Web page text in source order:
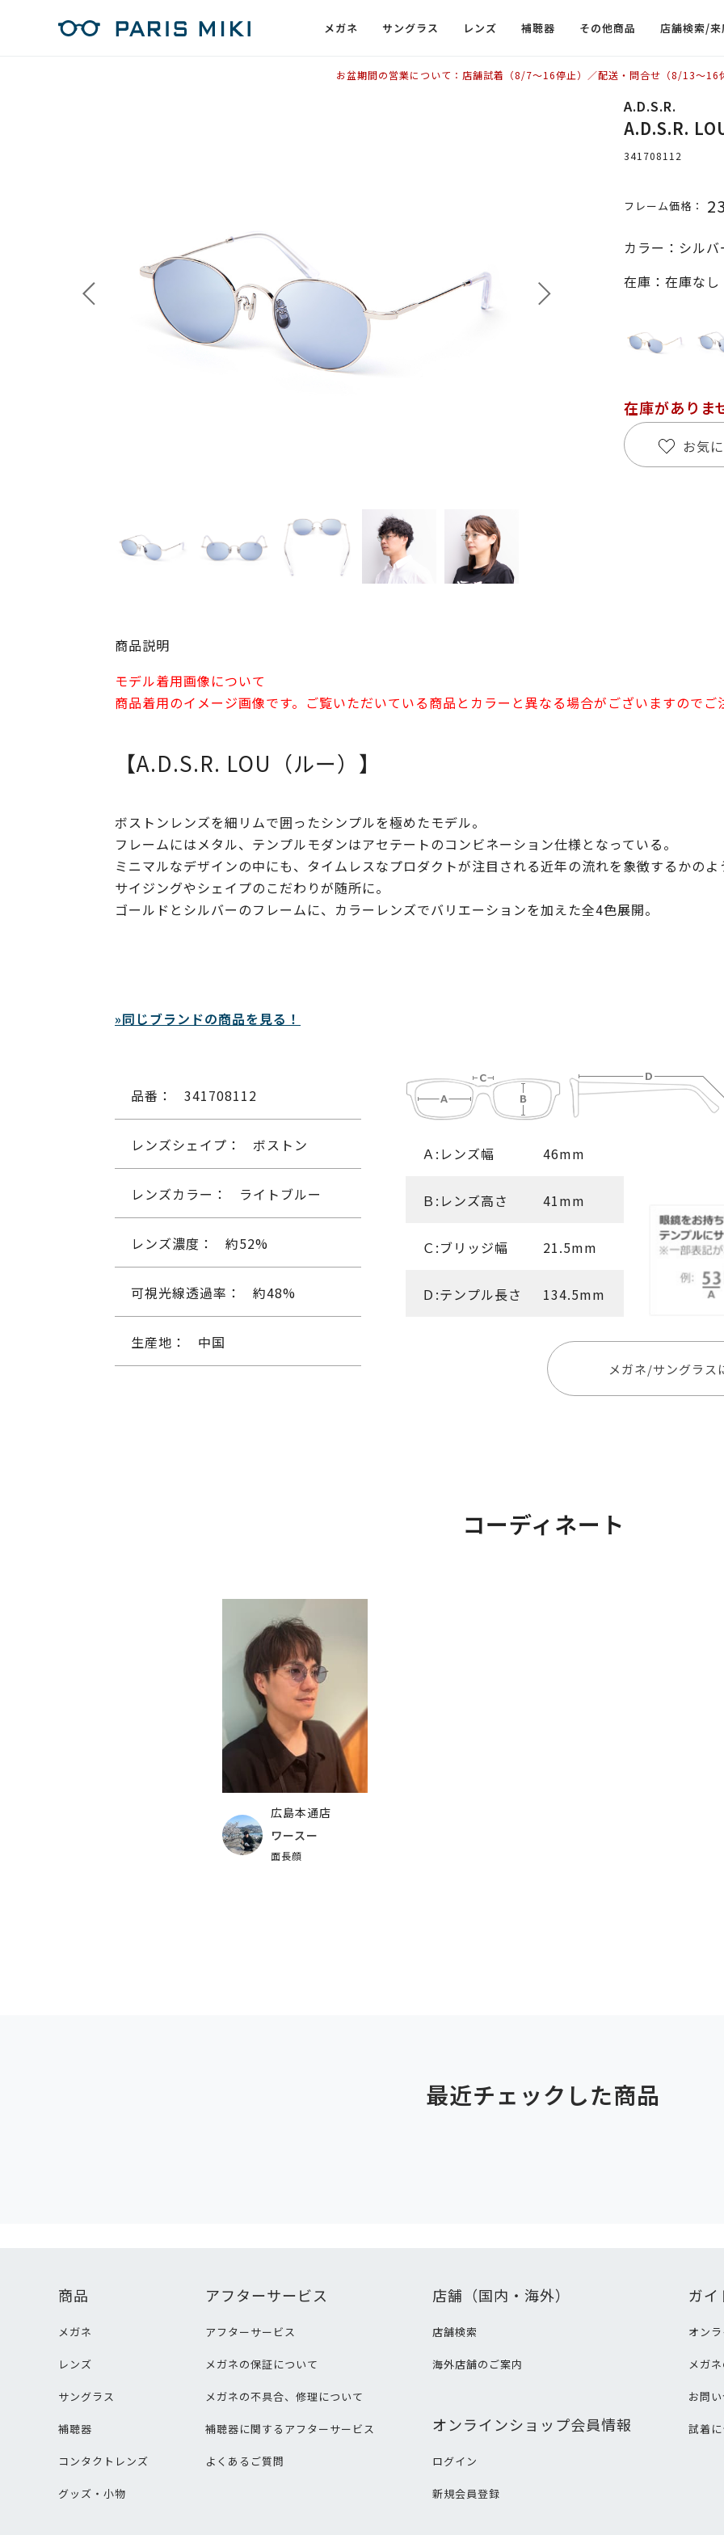
メガネ サングラス レンズ 補聴器 その他商品 店舗検索/
お盆期間の営業について：店舗試着（8/7〜16停止）／配送・問合せ（8/13〜16
A.D.S.R.
A.D.S.R.
341708112
フレーム価格：
カラー：シル
在庫：在庫なし
在庫がありま
お気
商品説明
モデル着用画像について
商品着用のイメージ画像です。ご覧いただいている商品とカラーと異なる場合がございますのでご
【A.D.S.R. LOU（ルー）】
ボストンレンズを細リムで囲ったシンプルを極めたモデル。
フレームにはメタル、テンプルモダンはアセテートのコンビネーション仕様となっている。
ミニマルなデザインの中にも、タイムレスなプロダクトが注目される近年の流れを象徴するかのよ
サイジングやシェイプのこだわりが随所に。
ゴールドとシルバーのフレームに、カラーレンズでバリエーションを加えた全4色展開。
»同じブランドの商品を見る！
品番： 341708112
レンズシェイプ： ボストン
レンズカラー： ライトブルー
レンズ濃度： 約52%
可視光線透過率： 約48%
生産地： 中国
Ａ:レンズ幅 46mm
Ｂ:レンズ高さ 41mm
Ｃ:ブリッジ幅 21.5mm
Ｄ:テンプル長さ 134.5mm
メガネ/サングラス
コーディネート
広島本通店
ワースー
面長顔
最近チェックした商品
商品
メガネ
レンズ
サングラス
補聴器
コンタクトレンズ
グッズ・小物
アフターサービス
アフターサービス
メガネの保証について
メガネの不具合、修理について
補聴器に関するアフターサービス
よくあるご質問
店舗（国内・海外）
店舗検索
海外店舗のご案内
オンラインショップ会員情報
ログイン
新規会員登録
ガイ
オン
メガ
お問
試着